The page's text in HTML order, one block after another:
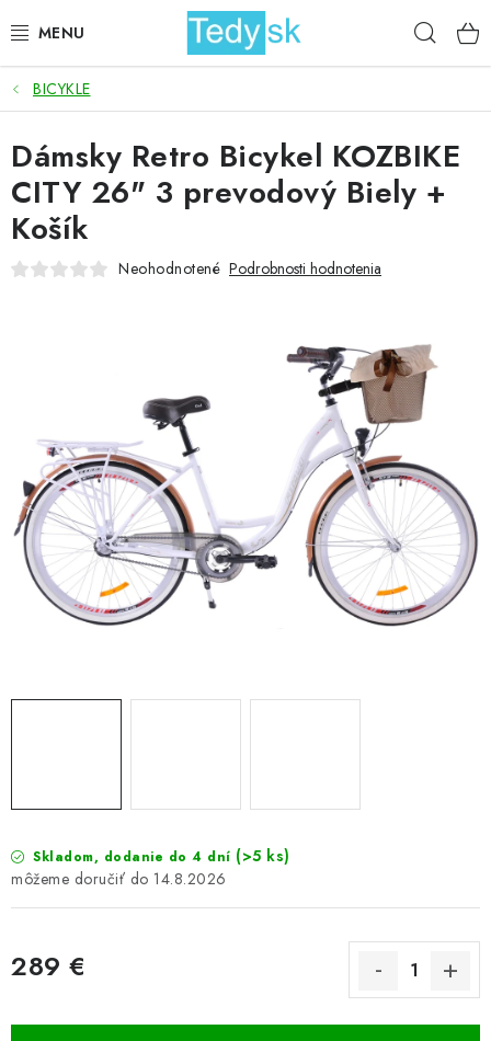
na
BICYKLE
ZÁHRADA
DOMÁCNOSŤ
ŠPORT
AKCIOVÝ TOVAR
GALÉRIA OD ZÁKAZNÍKOV
BLOG
KONTAKT
Kontakt
BICYKLE
Skladom, dodanie do 4 dní (>5 ks)
14.8.2026
289 €
Dámsky Retro Bicykel KOZBIKE
CITY 26" 3 prevodový Biely +
Košík
Neohodnotené Podrobnosti hodnotenia